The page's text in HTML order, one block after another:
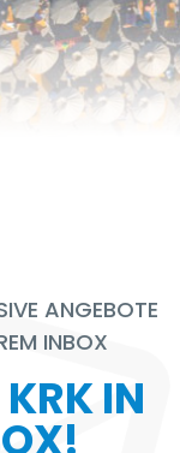
ANGEBOTE
INBOX
IN